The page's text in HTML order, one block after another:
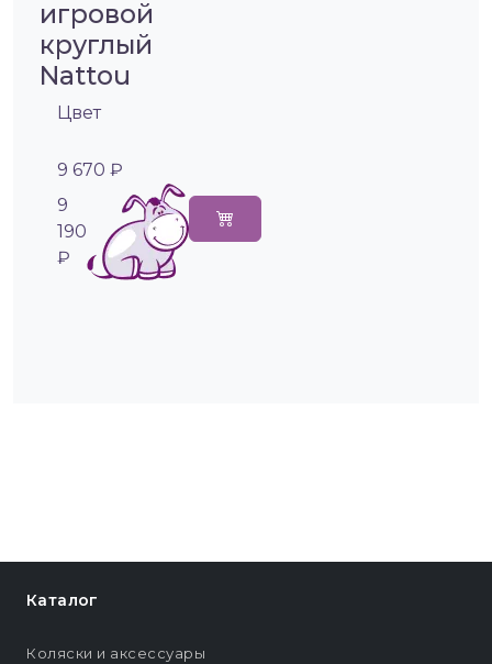
игровой
круглый
Nattou
Цвет
9 670 ₽
9
190
₽
Каталог
Коляски и аксессуары